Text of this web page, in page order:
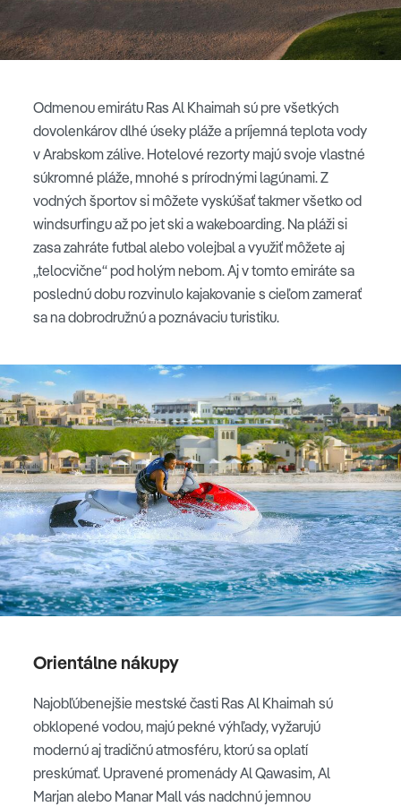
Odmenou emirátu Ras Al Khaimah sú pre všetkých
dovolenkárov dlhé úseky pláže a príjemná teplota vody
v Arabskom zálive. Hotelové rezorty majú svoje vlastné
súkromné pláže, mnohé s prírodnými lagúnami. Z
vodných športov si môžete vyskúšať takmer všetko od
windsurfingu až po jet ski a wakeboarding. Na pláži si
zasa zahráte futbal alebo volejbal a využiť môžete aj
„telocvične“ pod holým nebom. Aj v tomto emiráte sa
poslednú dobu rozvinulo kajakovanie s cieľom zamerať
sa na dobrodružnú a poznávaciu turistiku.
Orientálne nákupy
Najobľúbenejšie mestské časti Ras Al Khaimah sú
obklopené vodou, majú pekné výhľady, vyžarujú
modernú aj tradičnú atmosféru, ktorú sa oplatí
preskúmať. Upravené promenády Al Qawasim, Al
Marjan alebo Manar Mall vás nadchnú jemnou